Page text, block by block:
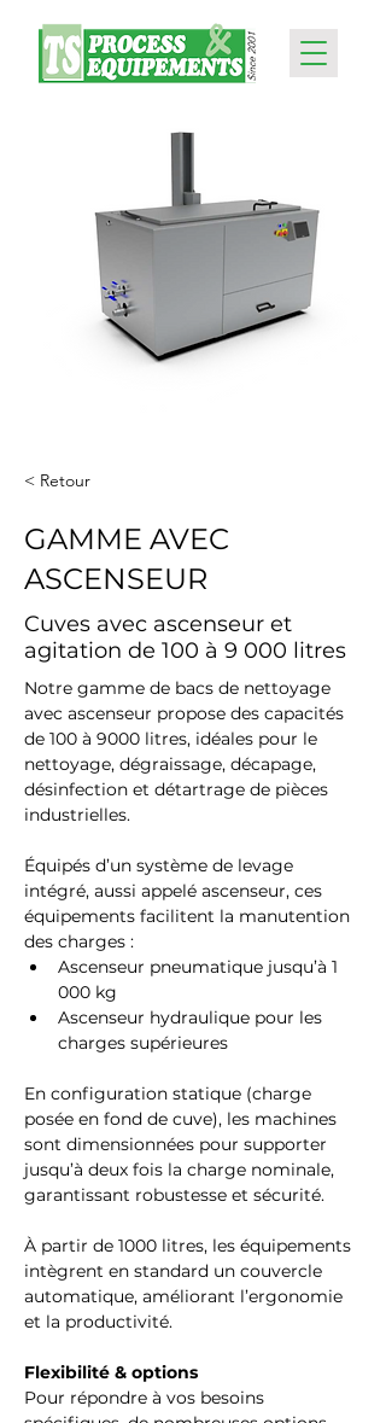
< Retour
GAMME AVEC
ASCENSEUR
Cuves avec ascenseur et
agitation de 100 à 9 000 litres
Notre gamme de bacs de nettoyage
avec ascenseur propose des capacités
de 100 à 9000 litres, idéales pour le
nettoyage, dégraissage, décapage,
désinfection et détartrage de pièces
industrielles.
Équipés d’un système de levage
intégré, aussi appelé ascenseur, ces
équipements facilitent la manutention
des charges :
Ascenseur pneumatique jusqu’à 1
000 kg
Ascenseur hydraulique pour les
charges supérieures
En configuration statique (charge
posée en fond de cuve), les machines
sont dimensionnées pour supporter
jusqu’à deux fois la charge nominale,
garantissant robustesse et sécurité.
À partir de 1000 litres, les équipements
intègrent en standard un couvercle
automatique, améliorant l’ergonomie
et la productivité.
Flexibilité & options
Pour répondre à vos besoins